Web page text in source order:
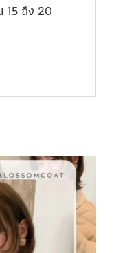
15 ถึง 20